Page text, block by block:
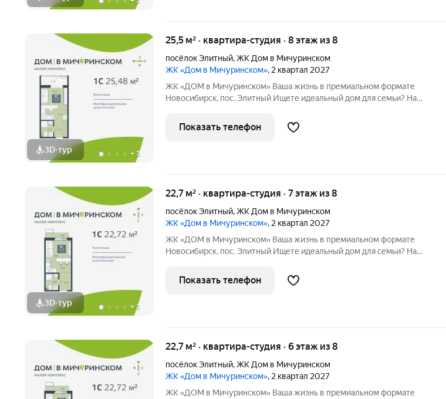
3D-тур + 3
25,5 м² · квартира-студия · 8 этаж из 8
посёлок Элитный,ЖК Дом в Мичуринском
ЖК «Дом в Мичуринском», 2 квартал 2027
ЖК «ДОМ в Мичуринском» Ваша жизнь в премиальном формате
Новосибирск, пос. Элитный Ищете идеальный дом для семьи? Наш
Элитный. Зелёная, тихая и перспективная локация с хорошей
транспортной
Показать телефон
3D-тур + 3
22,7 м² · квартира-студия · 7 этаж из 8
посёлок Элитный,ЖК Дом в Мичуринском
ЖК «Дом в Мичуринском», 2 квартал 2027
ЖК «ДОМ в Мичуринском» Ваша жизнь в премиальном формате
Новосибирск, пос. Элитный Ищете идеальный дом для семьи? Наш
Элитный. Зелёная, тихая и перспективная локация с хорошей
транспортной
Показать телефон
22,7 м² · квартира-студия · 6 этаж из 8
посёлок Элитный,ЖК Дом в Мичуринском
ЖК «Дом в Мичуринском», 2 квартал 2027
ЖК «ДОМ в Мичуринском» Ваша жизнь в премиальном формате